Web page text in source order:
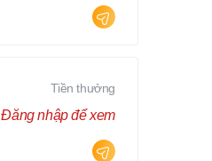
Tiền thưởng
Đăng nhập để xem